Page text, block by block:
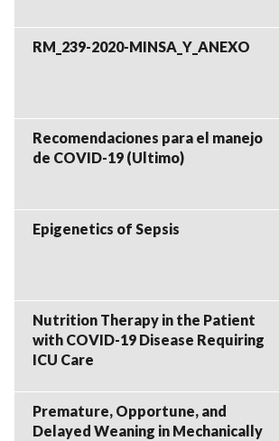
RM_239-2020-MINSA_Y_ANEXO
Recomendaciones para el manejo
de COVID-19 (Ultimo)
Epigenetics of Sepsis
Nutrition Therapy in the Patient
with COVID-19 Disease Requiring
ICU Care
Premature, Opportune, and
Delayed Weaning in Mechanically